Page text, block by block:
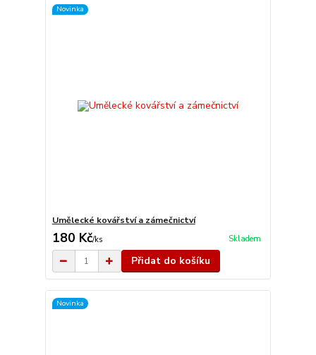
Novinka
Umělecké kovářství a zámečnictví
180 Kč/ks Skladem
Přidat do košíku
Novinka